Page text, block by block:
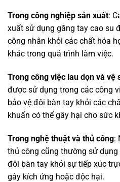
Trong công nghiệp sản xuất:
xuất sử dụng găng tay cao su
công nhân khỏi các chất hóa
khác trong quá trình làm việc.
Trong công việc lau dọn và vệ
được sử dụng trong các công
bảo vệ đôi bàn tay khỏi các
khuẩn có thể gây hại cho sức
Trong nghệ thuật và thủ công:
thủ công cũng thường sử
đôi bàn tay khỏi sự tiếp xúc
gây kích ứng hoặc độc hại.